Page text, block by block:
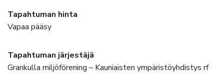
Tapahtuman hinta
Vapaa pääsy
Tapahtuman järjestäjä
Grankulla miljöförening – Kauniaisten ympäristöyhdistys rf